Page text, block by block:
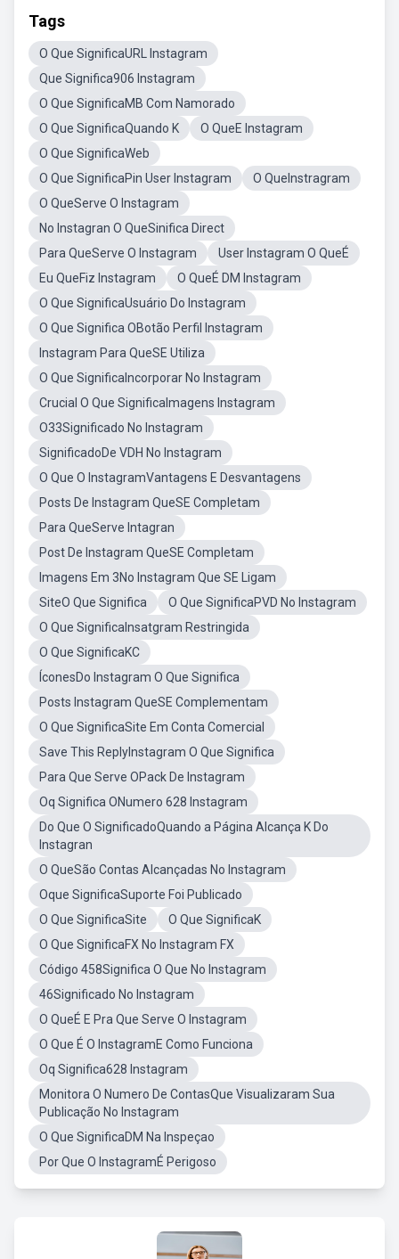
Tags
O Que SignificaURL Instagram
Que Significa906 Instagram
O Que SignificaMB Com Namorado
O Que SignificaQuando K
O QueE Instagram
O Que SignificaWeb
O Que SignificaPin User Instagram
O QueInstragram
O QueServe O Instagram
No Instagran O QueSinifica Direct
Para QueServe O Instagram
User Instagram O QueÉ
Eu QueFiz Instagram
O QueÉ DM Instagram
O Que SignificaUsuário Do Instagram
O Que Significa OBotão Perfil Instagram
Instagram Para QueSE Utiliza
O Que SignificaIncorporar No Instagram
Crucial O Que SignificaImagens Instagram
O33Significado No Instagram
SignificadoDe VDH No Instagram
O Que O InstagramVantagens E Desvantagens
Posts De Instagram QueSE Completam
Para QueServe Intagran
Post De Instagram QueSE Completam
Imagens Em 3No Instagram Que SE Ligam
SiteO Que Significa
O Que SignificaPVD No Instagram
O Que SignificaInsatgram Restringida
O Que SignificaKC
ÍconesDo Instagram O Que Significa
Posts Instagram QueSE Complementam
O Que SignificaSite Em Conta Comercial
Save This ReplyInstagram O Que Significa
Para Que Serve OPack De Instagram
Oq Significa ONumero 628 Instagram
Do Que O SignificadoQuando a Página Alcança K Do
Instagran
O QueSão Contas Alcançadas No Instagram
Oque SignificaSuporte Foi Publicado
O Que SignificaSite
O Que SignificaK
O Que SignificaFX No Instagram FX
Código 458Significa O Que No Instagram
46Significado No Instagram
O QueÉ E Pra Que Serve O Instagram
O Que É O InstagramE Como Funciona
Oq Significa628 Instagram
Monitora O Numero De ContasQue Visualizaram Sua
Publicação No Instagram
O Que SignificaDM Na Inspeçao
Por Que O InstagramÉ Perigoso